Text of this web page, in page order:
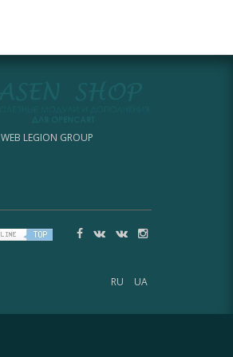
WEB LEGION GROUP
RU
UA